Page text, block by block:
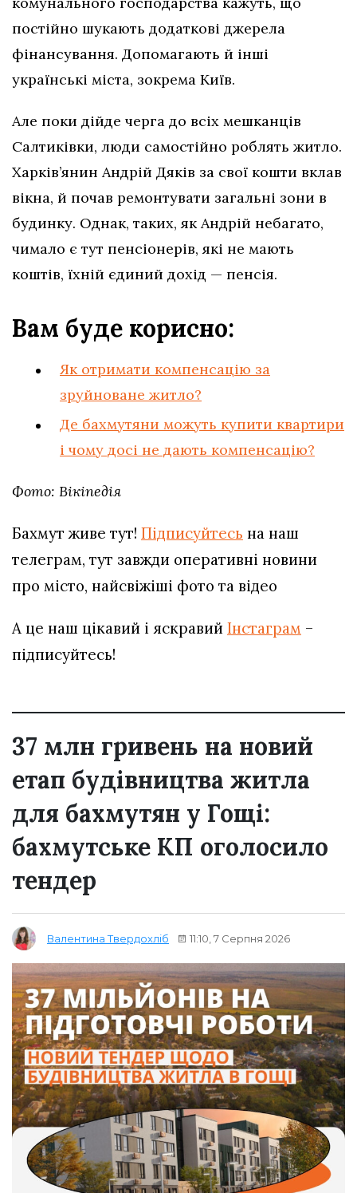
постійно шукають додаткові джерела
фінансування. Допомагають й інші
українські міста, зокрема Київ.
Але поки дійде черга до всіх мешканців
Салтиківки, люди самостійно роблять житло.
Харків’янин Андрій Дяків за свої кошти вклав
вікна, й почав ремонтувати загальні зони в
будинку. Однак, таких, як Андрій небагато,
чимало є тут пенсіонерів, які не мають
коштів, їхній єдиний дохід — пенсія.
Вам буде корисно:
Як отримати компенсацію за
зруйноване житло?
Де бахмутяни можуть купити квартири
і чому досі не дають компенсацію?
Фото: Вікіпедія
Бахмут живе тут! Підписуйтесь на наш
телеграм, тут завжди оперативні новини
про місто, найсвіжіші фото та відео
А це наш цікавий і яскравий Інстаграм –
підписуйтесь!
37 млн гривень на новий
етап будівництва житла
для бахмутян у Гощі:
бахмутське КП оголосило
тендер
Валентина Твердохліб 11:10, 7 Серпня 2026